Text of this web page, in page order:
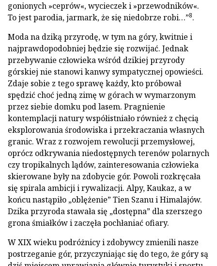
gonionych »ceprów«, wycieczek i »przewodników«.
To jest parodia, jarmark, że się niedobrze robi…”8.
Moda na dziką przyrodę, w tym na góry, kwitnie i
najprawdopodobniej będzie się rozwijać. Jednak
przebywanie człowieka wśród dzikiej przyrody
górskiej nie stanowi kanwy sympatycznej opowieści.
Zdaje sobie z tego sprawę każdy, kto próbował
spędzić choć jedną zimę w górach w wymarzonym
przez siebie domku pod lasem. Pragnienie
kontemplacji natury współistniało również z chęcią
eksplorowania środowiska i przekraczania własnych
granic. Wraz z rozwojem rewolucji przemysłowej,
oprócz odkrywania niedostępnych terenów polarnych
czy tropikalnych lądów, zainteresowania człowieka
skierowane były na zdobycie gór. Powoli rozkręcała
się spirala ambicji i rywalizacji. Alpy, Kaukaz, a w
końcu nastąpiło „oblężenie” Tien Szanu i Himalajów.
Dzika przyroda stawała się „dostępna” dla szerszego
grona śmiałków i zaczęła pochłaniać ofiary.
W XIX wieku podróżnicy i zdobywcy zmienili nasze
postrzeganie gór, przyczyniając się do tego, że góry są